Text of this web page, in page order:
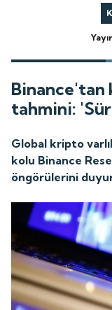
tahmini:
Global kripto
kolu Binance
öngörülerini